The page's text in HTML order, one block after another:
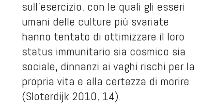
sull’esercizio, con le quali gli esseri
umani delle culture più svariate
hanno tentato di ottimizzare il loro
status immunitario sia cosmico sia
sociale, dinnanzi ai vaghi rischi per la
propria vita e alla certezza di morire
(Sloterdijk 2010, 14).